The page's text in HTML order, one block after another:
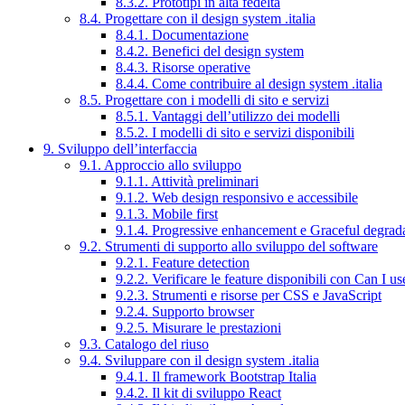
8.4. Progettare con il design system .italia
8.4.1. Documentazione
8.4.2. Benefici del design system
8.4.3. Risorse operative
8.4.4. Come contribuire al design system .italia
8.5. Progettare con i modelli di sito e servizi
8.5.1. Vantaggi dell’utilizzo dei modelli
8.5.2. I modelli di sito e servizi disponibili
9. Sviluppo dell’interfaccia
9.1. Approccio allo sviluppo
9.1.1. Attività preliminari
9.1.2. Web design responsivo e accessibile
9.1.3. Mobile first
9.1.4. Progressive enhancement e Graceful
9.2. Strumenti di supporto allo sviluppo del software
9.2.1. Feature detection
9.2.2. Verificare le feature disponibili con Can I
9.2.3. Strumenti e risorse per CSS e JavaScript
9.2.4. Supporto browser
9.2.5. Misurare le prestazioni
9.3. Catalogo del riuso
9.4. Sviluppare con il design system .italia
9.4.1. Il framework Bootstrap Italia
9.4.2. Il kit di sviluppo React